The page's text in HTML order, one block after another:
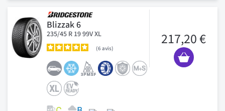
Blizzak 6
235/45 R 19 99V XL
6avis
217,20 €